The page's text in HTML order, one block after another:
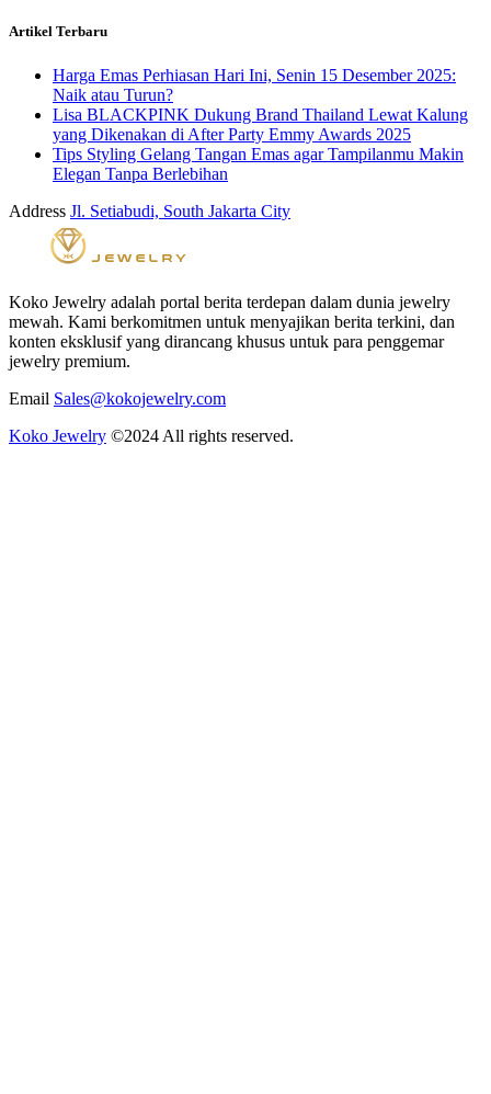
Artikel Terbaru
Harga Emas Perhiasan Hari Ini, Senin 15 Desember 2025:
Naik atau Turun?
Lisa BLACKPINK Dukung Brand Thailand Lewat Kalung
yang Dikenakan di After Party Emmy Awards 2025
Tips Styling Gelang Tangan Emas agar Tampilanmu Makin
Elegan Tanpa Berlebihan
Address Jl. Setiabudi, South Jakarta City
Koko Jewelry adalah portal berita terdepan dalam dunia jewelry
mewah. Kami berkomitmen untuk menyajikan berita terkini, dan
konten eksklusif yang dirancang khusus untuk para penggemar
jewelry premium.
Email Sales@kokojewelry.com
Koko Jewelry ©2024 All rights reserved.